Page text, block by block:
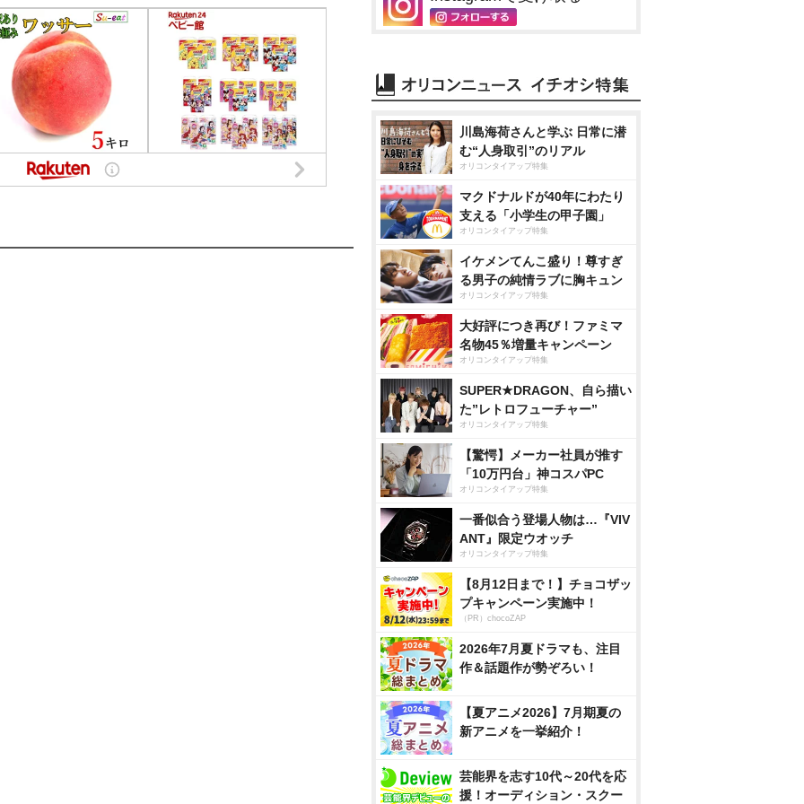
川島海荷さんと学ぶ 日常に潜
む“人身取引”のリアル
オリコンタイアップ特集
マクドナルドが40年にわたり
支える「小学生の甲子園」
オリコンタイアップ特集
イケメンてんこ盛り！尊すぎ
る男子の純情ラブに胸キュン
オリコンタイアップ特集
大好評につき再び！ファミマ
名物45％増量キャンペーン
オリコンタイアップ特集
SUPER★DRAGON、自ら描い
た”レトロフューチャー”
オリコンタイアップ特集
【驚愕】メーカー社員が推す
「10万円台」神コスパPC
オリコンタイアップ特集
一番似合う登場人物は…『VIV
ANT』限定ウオッチ
オリコンタイアップ特集
【8月12日まで！】チョコザッ
プキャンペーン実施中！
（PR）chocoZAP
2026年7月夏ドラマも、注目
作＆話題作が勢ぞろい！
【夏アニメ2026】7月期夏の
新アニメを一挙紹介！
芸能界を志す10代～20代を応
援！オーディション・スクー